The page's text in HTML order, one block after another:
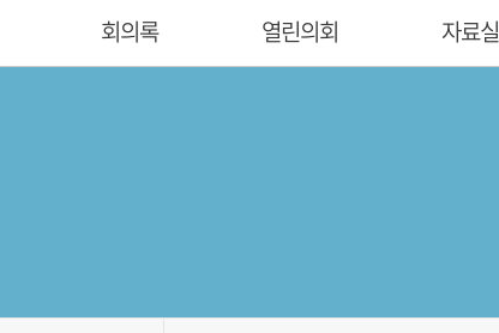
회의록 열린의회 자료실